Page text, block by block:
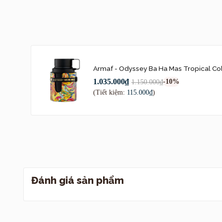
Nắp chai
MAS” in
Armaf - Odyssey Ba Ha Mas Tropical
1.035.000₫ 1.150.000₫-10%
(Tiết kiệm: 115.000₫)
Đánh giá sản phẩm